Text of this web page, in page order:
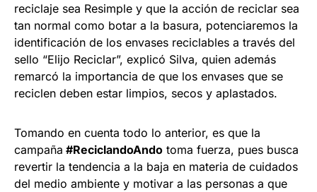
reciclaje sea Resimple y que la acción de reciclar sea
tan normal como botar a la basura, potenciaremos la
identificación de los envases reciclables a través del
sello “Elijo Reciclar”, explicó Silva, quien además
remarcó la importancia de que los envases que se
reciclen deben estar limpios, secos y aplastados.
Tomando en cuenta todo lo anterior, es que la
campaña #ReciclandoAndo toma fuerza, pues busca
revertir la tendencia a la baja en materia de cuidados
del medio ambiente y motivar a las personas a que